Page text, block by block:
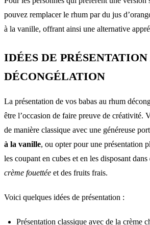
pouvez remplacer le rhum par du jus
à la vanille, offrant ainsi une alternative
IDÉES DE PRÉSENTATION
DÉCONGÉLATION
La présentation de vos babas au rhum
être l’occasion de faire preuve de créativité.
de manière classique avec une généreuse
à la vanille, ou opter pour une présentation
les coupant en cubes et en les disposant
crème fouettée et des fruits frais.
Voici quelques idées de présentation :
Présentation classique avec de la crème